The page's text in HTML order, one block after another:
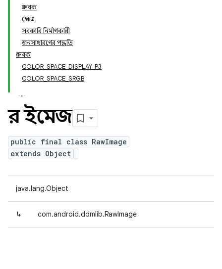
ধ্রুবক
ক্ষেত্র
সরকারি নির্মাণকারী
জনসাধারণের পদ্ধতি
ধ্রুবক
COLOR_SPACE_DISPLAY_P3
COLOR_SPACE_SRGB
র ইমেজ
public final class RawImage
extends Object
java.lang.Object
↳ com.android.ddmlib.RawImage